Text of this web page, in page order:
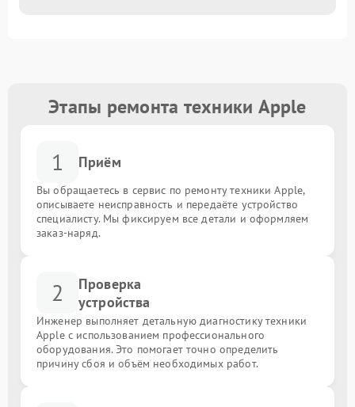
Этапы ремонта техники Apple
1 Приём
Вы обращаетесь в сервис по ремонту техники Apple,
описываете неисправность и передаёте устройство
специалисту. Мы фиксируем все детали и оформляем
заказ-наряд.
2
Проверка
устройства
Инженер выполняет детальную диагностику техники
Apple с использованием профессионального
оборудования. Это помогает точно определить
причину сбоя и объём необходимых работ.